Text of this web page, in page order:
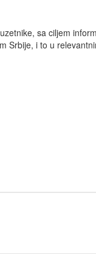
sa ciljem
Srbije, i to u